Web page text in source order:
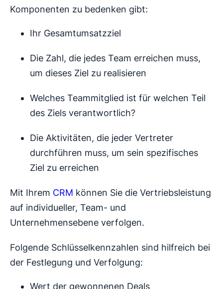
Komponenten zu bedenken gibt:
Ihr Gesamtumsatzziel
Die Zahl, die jedes Team erreichen muss,
um dieses Ziel zu realisieren
Welches Teammitglied ist für welchen Teil
des Ziels verantwortlich?
Die Aktivitäten, die jeder Vertreter
durchführen muss, um sein spezifisches
Ziel zu erreichen
Mit Ihrem CRM können Sie die Vertriebsleistung
auf individueller, Team- und
Unternehmensebene verfolgen.
Folgende Schlüsselkennzahlen sind hilfreich bei
der Festlegung und Verfolgung:
Wert der gewonnenen Deals